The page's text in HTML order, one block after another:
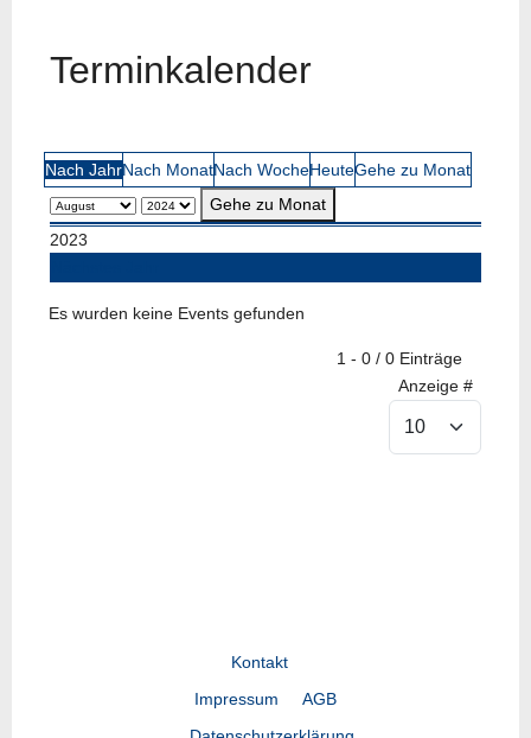
Terminkalender
Nach JahrNach MonatNach WocheHeuteGehe zu Monat
Gehe zu Monat
2023
Es wurden keine Events gefunden
1 - 0 / 0 Einträge
Anzeige #
Kontakt
Impressum
AGB